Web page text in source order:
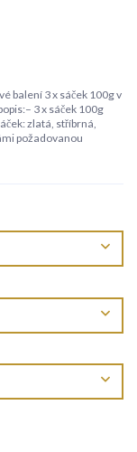
balení 3 x sáček 100g v
3 x sáček 100g
zlatá, stříbrná,
požadovanou